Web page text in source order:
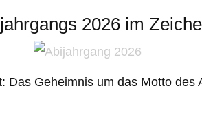
2026 im
Das Geheimnis um das Motto